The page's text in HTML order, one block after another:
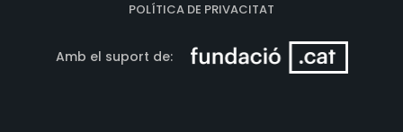
POLÍTICA DE PRIVACITAT
Amb el suport de: